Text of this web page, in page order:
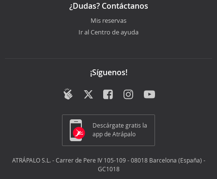
¿Dudas? Contáctanos
Mis reservas
Ir al Centro de ayuda
¡Síguenos!
Descárgate gratis la
app de Atrápalo
ATRÁPALO S.L. - Carrer de Pere IV 105-109 - 08018 Barcelona (España) -
GC1018